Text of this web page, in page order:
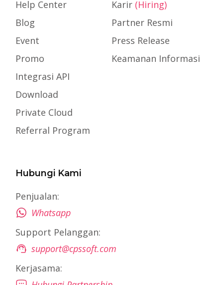
Help Center
Blog
Event
Promo
Integrasi API
Download
Private Cloud
Referral Program
Karir (Hiring)
Partner Resmi
Press Release
Keamanan Informasi
Hubungi Kami
Penjualan:
Whatsapp
Support Pelanggan:
support@cpssoft.com
Kerjasama: